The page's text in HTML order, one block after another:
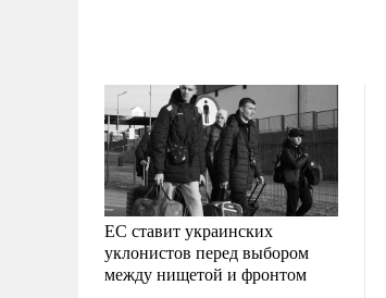
ЕС ставит украинских
уклонистов перед выбором
между нищетой и фронтом